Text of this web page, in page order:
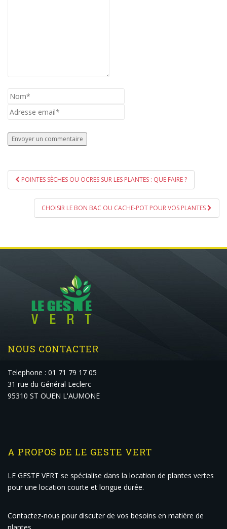
Navigation
de
l’article
POINTES SÈCHES OU OCRES SUR LES PLANTES : QUE FAIRE ?
CHOISIR LE BON BAC OU CACHE-POT POUR VOS PLANTES
NOUS CONTACTER
Telephone : 01 71 79 17 05
31 rue du Général Leclerc
95310 ST OUEN L'AUMONE
A PROPOS DE LE GESTE VERT
LE GESTE VERT se spécialise dans la location de plantes vertes
pour une location courte et longue durée.
Contactez-nous pour discuter de vos besoins en matière de